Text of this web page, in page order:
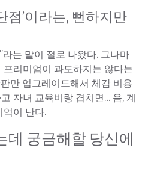
점’이라는, 뻔하지만
라는 말이 절로 나왔다. 그나마
리미엄이 과도하지는 않다는
만 업그레이드해서 체감 비용
고 자녀 교육비랑 겹치면… 음, 계
억이 난다.
데 궁금해할 당신에